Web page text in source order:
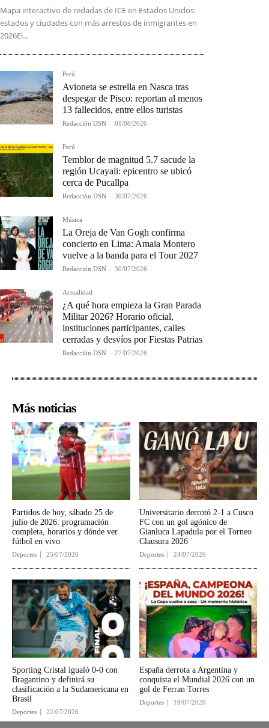
Mapa interactivo de redadas de ICE en Estados Unidos:
estados y ciudades con más arrestos de inmigrantes en
2026El...
Perú
Avioneta se estrella en Nasca tras
despegar de Pisco: reportan al menos
13 fallecidos, entre ellos turistas
Redacción DSN - 01/08/2026
Perú
Temblor de magnitud 5.7 sacude la
región Ucayali: epicentro se ubicó
cerca de Pucallpa
Redacción DSN - 30/07/2026
Música
La Oreja de Van Gogh confirma
concierto en Lima: Amaia Montero
vuelve a la banda para el Tour 2027
Redacción DSN - 30/07/2026
Actualidad
¿A qué hora empieza la Gran Parada
Militar 2026? Horario oficial,
instituciones participantes, calles
cerradas y desvíos por Fiestas Patrias
Redacción DSN - 27/07/2026
Más noticias
Partidos de hoy, sábado 25 de
julio de 2026: programación
completa, horarios y dónde ver
fútbol en vivo
Deportes 25/07/2026
Universitario derrotó 2-1 a Cusco
FC con un gol agónico de
Gianluca Lapadula por el Torneo
Clausura 2026
Deportes 24/07/2026
Sporting Cristal igualó 0-0 con
Bragantino y definirá su
clasificación a la Sudamericana en
Brasil
Deportes 22/07/2026
España derrota a Argentina y
conquista el Mundial 2026 con un
gol de Ferran Torres
Deportes 19/07/2026